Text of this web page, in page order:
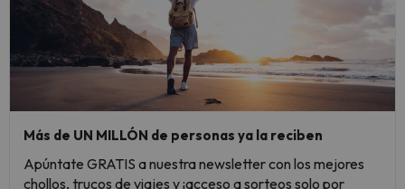
Más de UN MILLÓN de personas ya la reciben
Apúntate GRATIS a nuestra newsletter con los mejores
chollos, trucos de viajes y ¡acceso a sorteos solo por